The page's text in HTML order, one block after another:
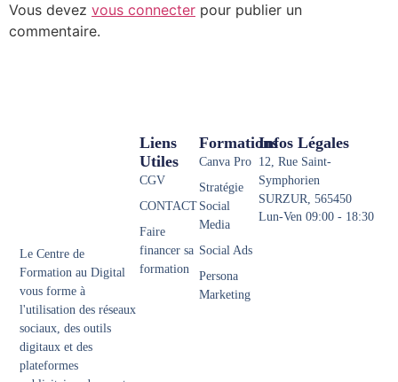
Vous devez vous connecter pour publier un
commentaire.
Le Centre de
Formation au Digital
vous forme à
l'utilisation des réseaux
sociaux, des outils
digitaux et des
plateformes
Formations
Canva Pro
Stratégie
Social
Media
Social Ads
Persona
Marketing
Liens
Utiles
CGV
CONTACT
Faire
financer sa
formation
Infos Légales
12, Rue Saint-
Symphorien
SURZUR, 565450
Lun-Ven 09:00 - 18:30